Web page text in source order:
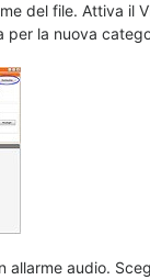
del file. Attiva il
per la nuova
allarme audio.